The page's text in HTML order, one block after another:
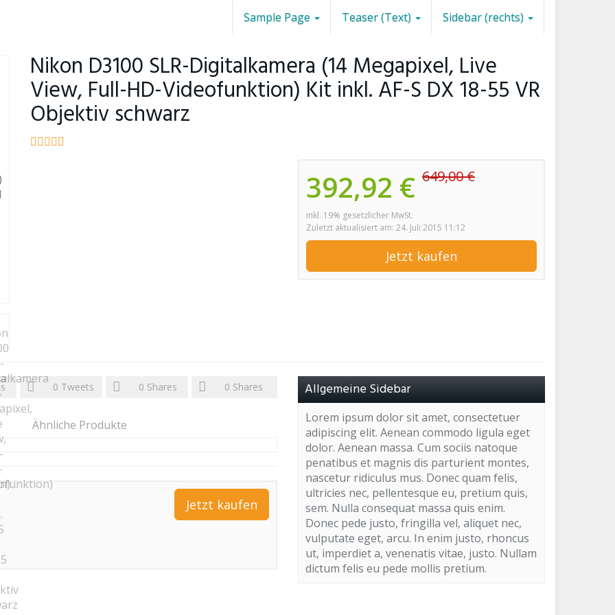
Sample Page Teaser (Text) Sidebar (rechts)
Nikon D3100 SLR-Digitalkamera (14 Megapixel, Live
View, Full-HD-Videofunktion) Kit inkl. AF-S DX 18-55 VR
Objektiv schwarz
392,92 € 649,00 €
inkl. 19% gesetzlicher MwSt.
Zuletzt aktualisiert am: 24. Juli 2015 11:12
Jetzt kaufen
0 Tweets 0 Shares 0 Shares
Ähnliche Produkte
Jetzt kaufen
Allgemeine Sidebar
Lorem ipsum dolor sit amet, consectetuer
adipiscing elit. Aenean commodo ligula eget
dolor. Aenean massa. Cum sociis natoque
penatibus et magnis dis parturient montes,
nascetur ridiculus mus. Donec quam felis,
ultricies nec, pellentesque eu, pretium quis,
sem. Nulla consequat massa quis enim.
Donec pede justo, fringilla vel, aliquet nec,
vulputate eget, arcu. In enim justo, rhoncus
ut, imperdiet a, venenatis vitae, justo. Nullam
dictum felis eu pede mollis pretium.